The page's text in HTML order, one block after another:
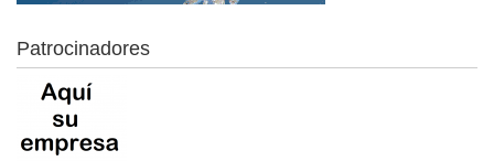
Patrocinadores